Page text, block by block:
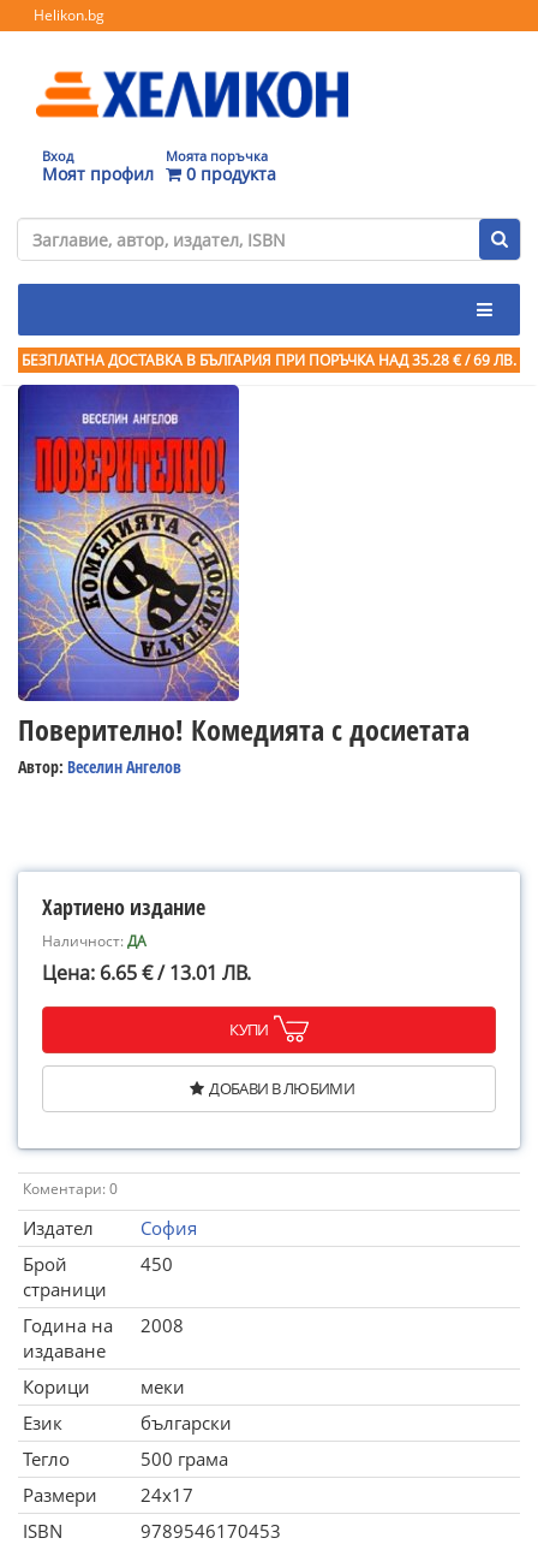
Helikon.bg
Вход
Моят профил
Моята поръчка
0 продукта
БЕЗПЛАТНА ДОСТАВКА В БЪЛГАРИЯ ПРИ ПОРЪЧКА НАД 35.28 € / 69 ЛВ.
Поверително! Комедията с досиетата
Автор: Веселин Ангелов
Хартиено издание
Наличност:ДА
Цена: 6.65 € / 13.01 ЛВ.
КУПИ
ДОБАВИ В ЛЮБИМИ
Коментари: 0
Издател
София
Брой
страници
450
Година на
издаване
2008
Корици
меки
Език
български
Тегло
500 грама
Размери
24x17
ISBN
9789546170453